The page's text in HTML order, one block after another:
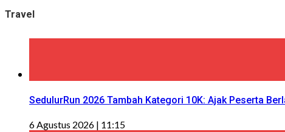
Travel
SedulurRun 2026 Tambah Kategori 10K: Ajak Peserta
6 Agustus 2026 | 11:15